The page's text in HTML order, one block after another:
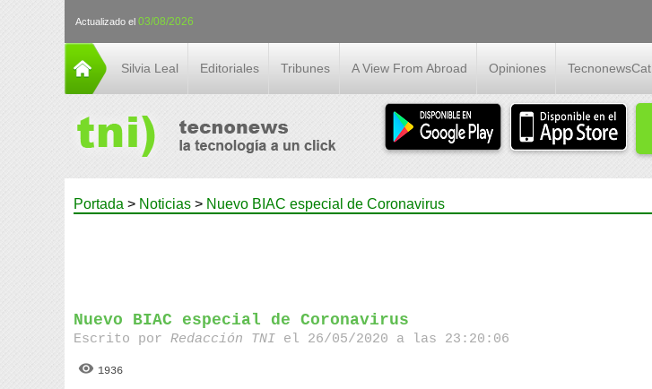
Actualizado el 03/08/2026
Silvia Leal Editoriales Tribunes A View From Abroad Opiniones TecnonewsCat
Portada > Noticias > Nuevo BIAC especial de Coronavirus
Nuevo BIAC especial de Coronavirus
Escrito porRedacción TNI el 26/05/2020 a las 23:20:06
1936